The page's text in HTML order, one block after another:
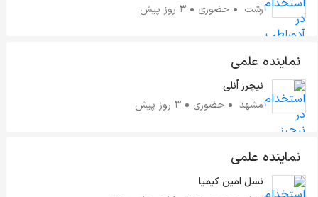
رشت
حضوری 3 روز پیش
نماینده علمی
نیچرز اُنلی
مشهد
حضوری 3 روز پیش
نماینده علمی
نسل امین کیمیا